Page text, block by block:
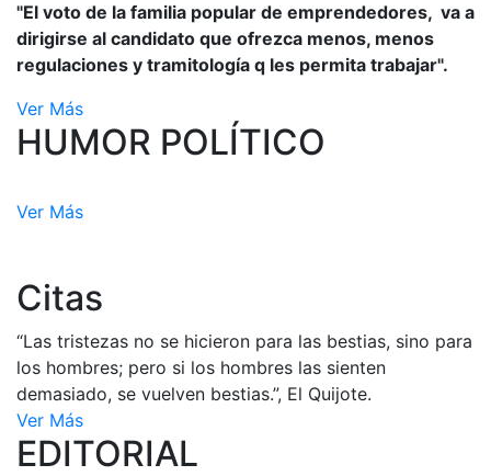
"El voto de la familia popular de emprendedores, va a
dirigirse al candidato que ofrezca menos, menos
regulaciones y tramitología q les permita trabajar".
Ver Más
HUMOR POLÍTICO
Ver Más
Citas
“Las tristezas no se hicieron para las bestias, sino para
los hombres; pero si los hombres las sienten
demasiado, se vuelven bestias.”, El Quijote.
Ver Más
EDITORIAL